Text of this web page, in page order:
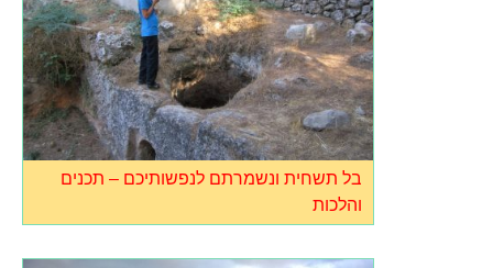
בל תשחית ונשמרתם לנפשותיכם – תכנים
והלכות